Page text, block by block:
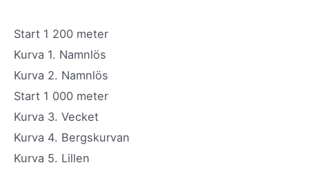
Start 1 200 meter
Kurva 1. Namnlös
Kurva 2. Namnlös
Start 1 000 meter
Kurva 3. Vecket
Kurva 4. Bergskurvan
Kurva 5. Lillen